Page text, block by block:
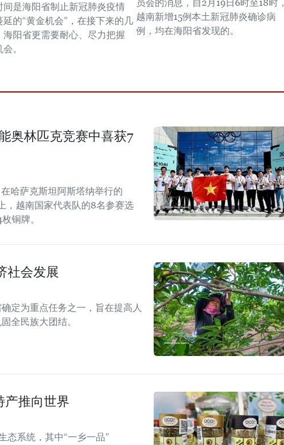
间是海阳省制止新冠肺炎疫情
延的“黄金机会”，在接下来的几
海阳省更需要耐心、尽力把握
。
员会的消息，自2月19日6时至18时，
越南新增15例本土新冠肺炎确诊病
例，均在海阳省发现的。
奥林匹克竞赛中喜获7
哈萨克斯坦阿斯塔纳举行的
，越南国家代表队的8名参赛选
铜牌。
社会发展
定为重点任务之一，旨在提高人
全民族大团结。
产推向世界
态系统，其中“一乡一品”